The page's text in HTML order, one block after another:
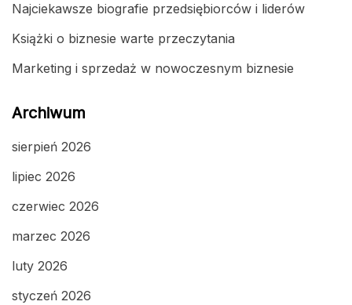
Najciekawsze biografie przedsiębiorców i liderów
Książki o biznesie warte przeczytania
Marketing i sprzedaż w nowoczesnym biznesie
Archiwum
sierpień 2026
lipiec 2026
czerwiec 2026
marzec 2026
luty 2026
styczeń 2026